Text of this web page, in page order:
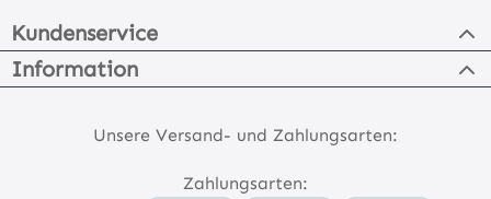
Kundenservice
Information
Unsere Versand- und Zahlungsarten:
Zahlungsarten: